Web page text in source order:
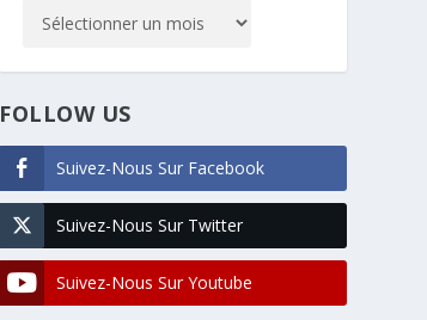
FOLLOW US
Suivez-Nous Sur Facebook
Suivez-Nous Sur Twitter
Suivez-Nous Sur Youtube